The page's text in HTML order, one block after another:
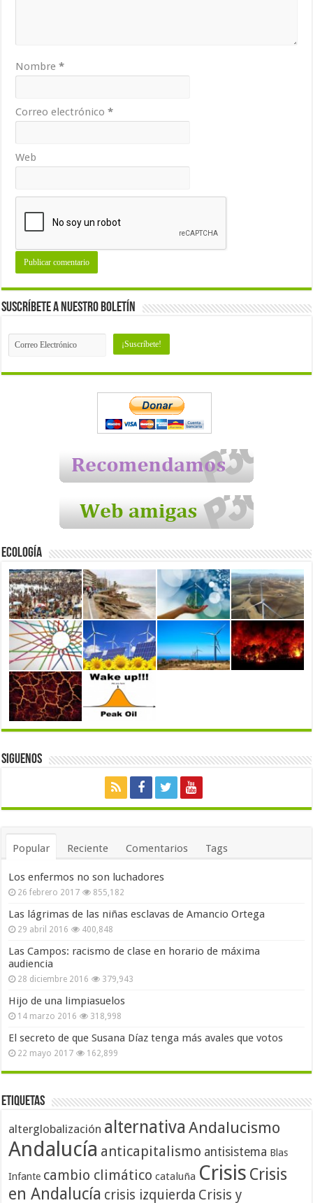
Nombre*
Correo electrónico*
Web
Suscríbete a nuestro Boletín
Ecología
Siguenos
Popular Reciente Comentarios Tags
Los enfermos no son luchadores
26 febrero 2017 855,182
Las lágrimas de las niñas esclavas de Amancio Ortega
29 abril 2016 400,848
Las Campos: racismo de clase en horario de máxima
audiencia
28 diciembre 2016 379,943
Hijo de una limpiasuelos
14 marzo 2016 318,998
El secreto de que Susana Díaz tenga más avales que votos
22 mayo 2017 162,899
Etiquetas
alterglobalización alternativa Andalucismo
Andalucía anticapitalismo antisistema Blas
Infante cambio climático cataluña Crisis Crisis
en Andalucía crisis izquierda Crisis y